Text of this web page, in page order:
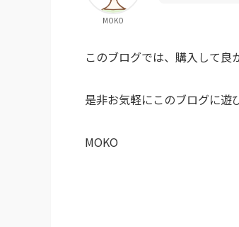
MOKO
このブログでは、購入して良
是非お気軽にこのブログに遊
MOKO